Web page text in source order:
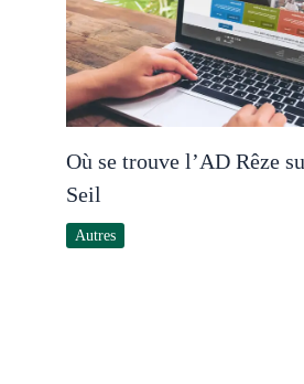
Où se trouve l’AD Rêze
Seil
Autres